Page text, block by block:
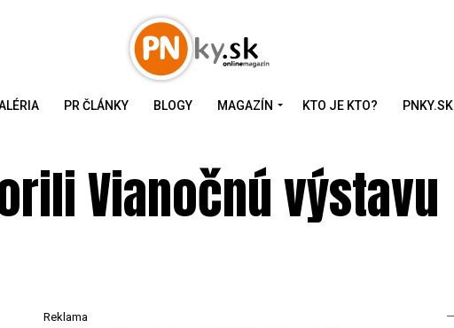
PR ČLÁNKY BLOGY MAGAZÍN KTO JE KTO? PNKY.SK
Vianočnú výstavu
Reklama